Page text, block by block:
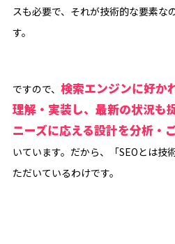
スも必要で、それが技術的な要素な
す。
ですので、 検索エンジンに好か
理解・実装し、最新の状況も
ニーズに応える設計を分析・
いています。だから、「SEOとは技
ただいているわけです。